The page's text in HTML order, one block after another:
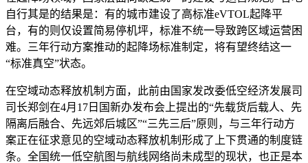
自行其是的结果是：有的城市建设了高标准eVTOL起降平
台，有的则仅设置简易停机坪，标准不统一导致跨区域运营困
难。三年行动方案推动的起降场标准制定，将有望终结这一
“标准真空”状态。
在空域动态释放机制方面，此前由国家发改委低空经济发展司
司长郑剑在4月17日国新办发布会上提出的“先载货后载人、先
隔离后融合、先远郊后城区”“三先三后”原则，与三年行动方
案正在征求意见的空域动态释放机制形成了上下贯通的制度链
条。全国统一低空航图与航线网络尚未成型的现状，也正是本